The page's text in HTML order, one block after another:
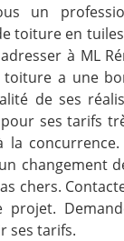
un
toiture en
à ML
toiture a une
de ses
ses tarifs
concurrence.
changement
chers.
ses tarifs.